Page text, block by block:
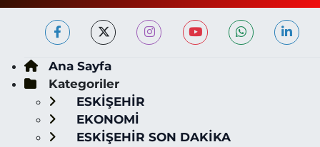
Ana Sayfa
Kategoriler
ESKİŞEHİR
EKONOMİ
ESKİŞEHİR SON DAKİKA